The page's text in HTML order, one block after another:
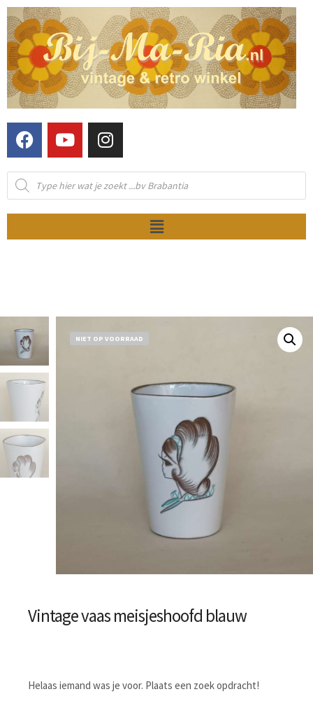
NIET OP VOORRAAD
Vintage vaas meisjeshoofd blauw
Helaas iemand was je voor. Plaats een zoek opdracht!